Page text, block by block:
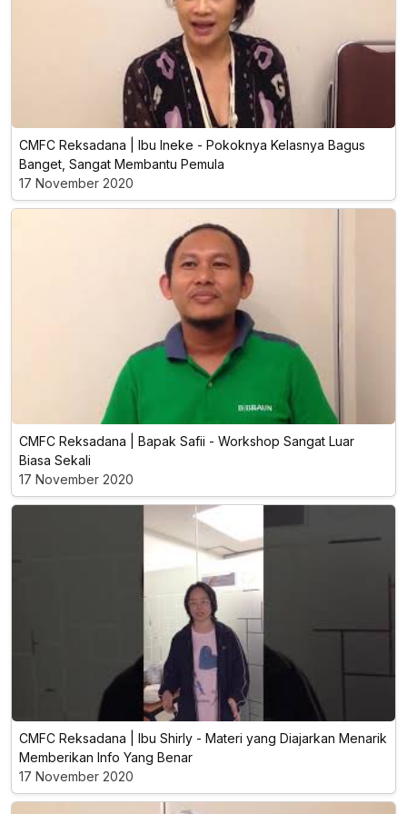
CMFC Reksadana | Ibu Ineke - Pokoknya Kelasnya Bagus
Banget, Sangat Membantu Pemula
17 November 2020
CMFC Reksadana | Bapak Safii - Workshop Sangat Luar
Biasa Sekali
17 November 2020
CMFC Reksadana | Ibu Shirly - Materi yang Diajarkan Menarik
Memberikan Info Yang Benar
17 November 2020